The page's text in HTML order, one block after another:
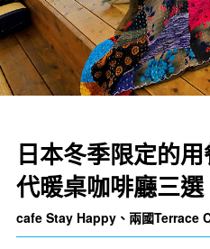
日本冬季限定的
代暖桌咖啡廳三選
cafe Stay Happy、兩國Terrace